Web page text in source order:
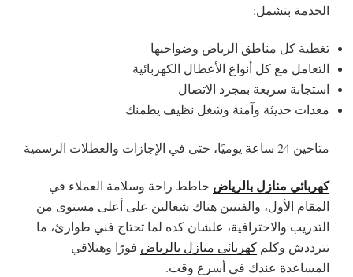
الخدمة بتشمل:
تغطية كل مناطق الرياض وضواحيها
التعامل مع كل أنواع الأعطال الكهربائية
استجابة سريعة بمجرد الاتصال
معدات حديثة وآمنة وشغل نظيف يطمنك
متاحين 24 ساعة يوميًا، حتى في الإجازات والعطلات الرسمية
كهربائي منازل بالرياض حاطط راحة وسلامة العملاء في
المقام الأول، والفنيين هناك شغالين على أعلى مستوى من
التدريب والاحترافية، علشان كده لما تحتاج فني طوارئ، ما
تترددش وكلم كهربائي منازل بالرياض فورًا وهتلاقي
المساعدة عندك في أسرع وقت.